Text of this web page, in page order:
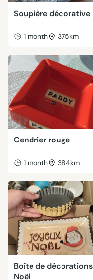
Soupière décorative
1 month 375km
Cendrier rouge
1 month 384km
Boîte de décorations
Noël